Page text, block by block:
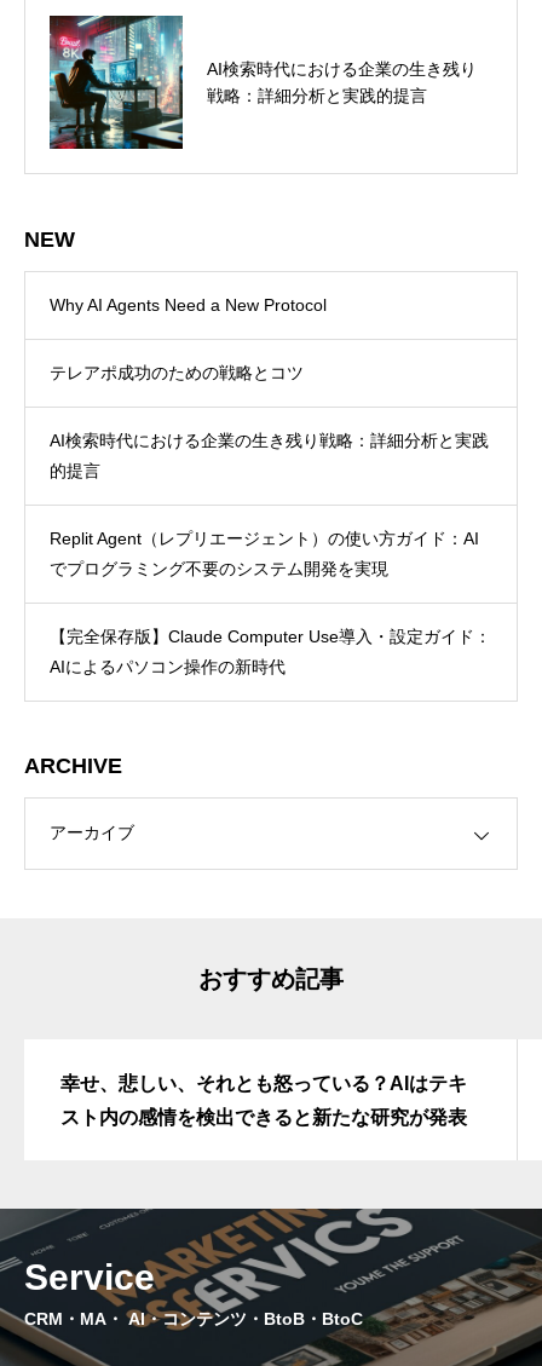
AI検索時代における企業の生き残り
戦略：詳細分析と実践的提言
LinkedInリード獲得を自動化する
Octopus CRMの使い方とメリット
NEW
Why AI Agents Need a New Protocol
テレアポ成功のための戦略とコツ
AI検索時代における企業の生き残り戦略：詳細分析と実践
的提言
Replit Agent（レプリエージェント）の使い方ガイド：AI
でプログラミング不要のシステム開発を実現
【完全保存版】Claude Computer Use導入・設定ガイド：
AIによるパソコン操作の新時代
ARCHIVE
おすすめ記事
幸せ、悲しい、それとも怒っている？AIはテキ
スト内の感情を検出できると新たな研究が発表
Service
CRM・MA・ AI・コンテンツ・BtoB・BtoC